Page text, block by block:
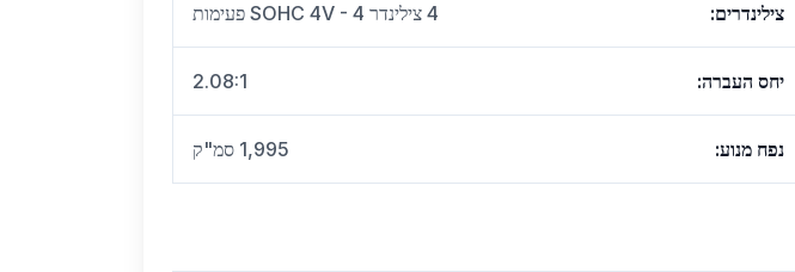
צילינדרים: 4 צילינדר SOHC 4V - 4 פעימות
יחס העברה:
2.08:1
נפח מנוע: 1,995 סמ"ק